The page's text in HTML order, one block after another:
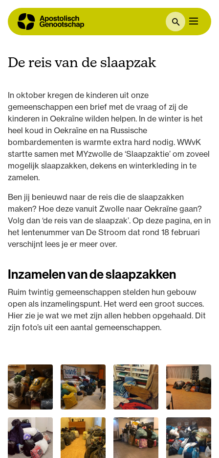
De reis van de slaapzak
In oktober kregen de kinderen uit onze
gemeenschappen een brief met de vraag of zij de
kinderen in Oekraïne wilden helpen. In de winter is het
heel koud in Oekraïne en na Russische
bombardementen is warmte extra hard nodig. WWvK
startte samen met MYzwolle de ‘Slaapzaktie’ om zoveel
mogelijk slaapzakken, dekens en winterkleding in te
zamelen.
Ben jij benieuwd naar de reis die de slaapzakken
maken? Hoe deze vanuit Zwolle naar Oekraïne gaan?
Volg dan ‘de reis van de slaapzak’. Op deze pagina, en in
het lentenummer van De Stroom dat rond 18 februari
verschijnt lees je er meer over.
Inzamelen van de slaapzakken
Ruim twintig gemeenschappen stelden hun gebouw
open als inzamelingspunt. Het werd een groot succes.
Hier zie je wat we met zijn allen hebben opgehaald. Dit
zijn foto’s uit een aantal gemeenschappen.